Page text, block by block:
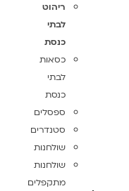
ריהוט
לבתי
כנסת
כסאות
לבתי
כנסת
ספסלים
סטנדרים
שולחנות
שולחנות
מתקפלים